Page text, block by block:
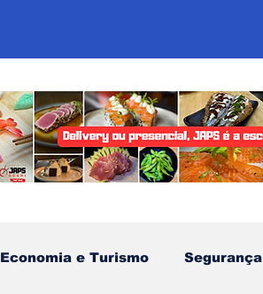
Economia e Turismo Segurança